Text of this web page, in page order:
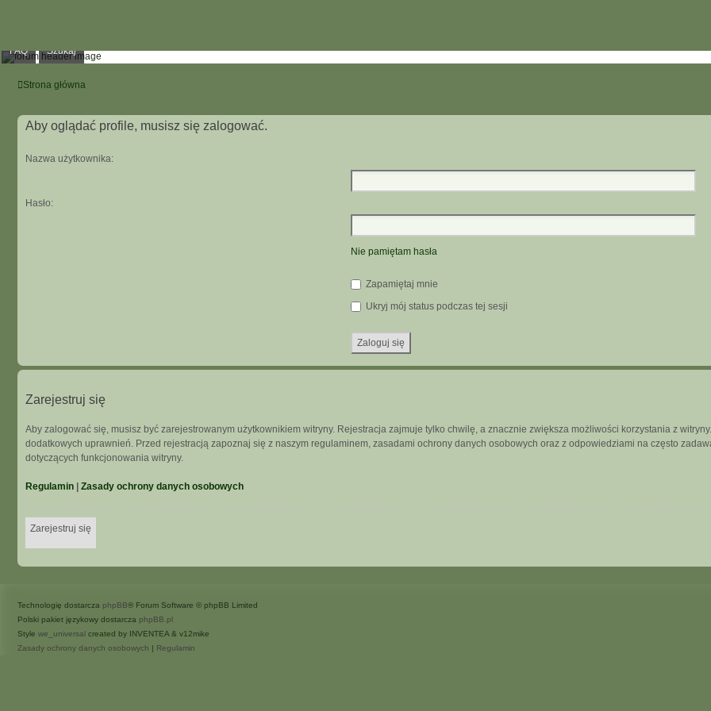
FAQ Szukaj
Strona główna
Aby oglądać profile, musisz się zalogować.
Nazwa użytkownika:
Hasło:
Nie pamiętam hasła
Zapamiętaj mnie
Ukryj mój status podczas tej sesji
Zarejestruj się
Aby zalogować się, musisz być zarejestrowanym użytkownikiem witryny. Rejestracja zajmuje tylko chwilę, a znacznie zwiększa możliwości korzystania z
dodatkowych uprawnień. Przed rejestracją zapoznaj się z naszym regulaminem, zasadami ochrony danych osobowych oraz z odpowiedziami na często
dotyczących funkcjonowania witryny.
Regulamin Zasady ochrony danych osobowych
Zarejestruj się
Technologię dostarcza phpBB® Forum Software © phpBB Limited
Polski pakiet językowy dostarcza phpBB.pl
Style we_universal created by INVENTEA & v12mike
Zasady ochrony danych osobowych | Regulamin